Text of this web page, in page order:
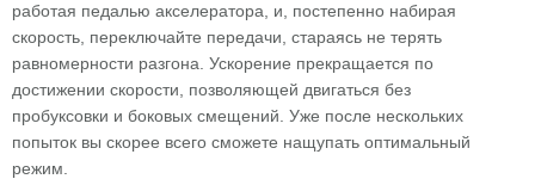
работая педалью акселератора, и, постепенно набирая
скорость, переключайте передачи, стараясь не терять
равномерности разгона. Ускорение прекращается по
достижении скорости, позволяющей двигаться без
пробуксовки и боковых смещений. Уже после нескольких
попыток вы скорее всего сможете нащупать оптимальный
режим.